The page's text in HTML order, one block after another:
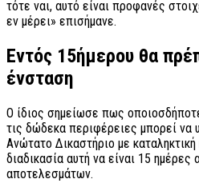
τότε ναι, αυτό είναι προφανές
εν μέρει» επισήμανε.
Εντός 15ήμερου θα
ένσταση
Ο ίδιος σημείωσε πως
τις δώδεκα περιφέρειες μπορεί να
Ανώτατο Δικαστήριο με καταληκτική
διαδικασία αυτή να είναι 15
αποτελεσμάτων.